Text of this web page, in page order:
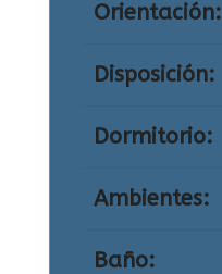
Orientación:
Disposición:
Dormitorio:
Ambientes:
Baño: